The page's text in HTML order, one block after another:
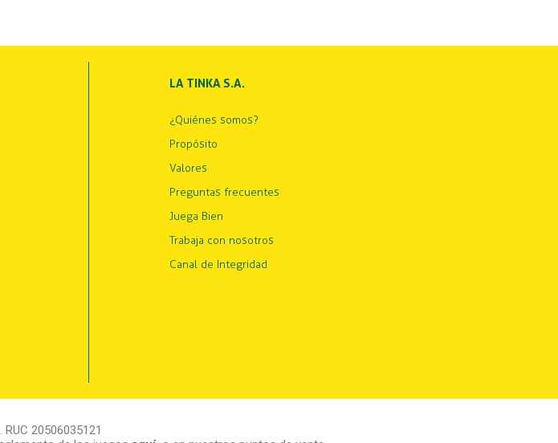
LA TINKA S.A.
¿Quiénes somos?
Propósito
Valores
Preguntas frecuentes
Juega Bien
Trabaja con nosotros
Canal de Integridad
RUC 20506035121